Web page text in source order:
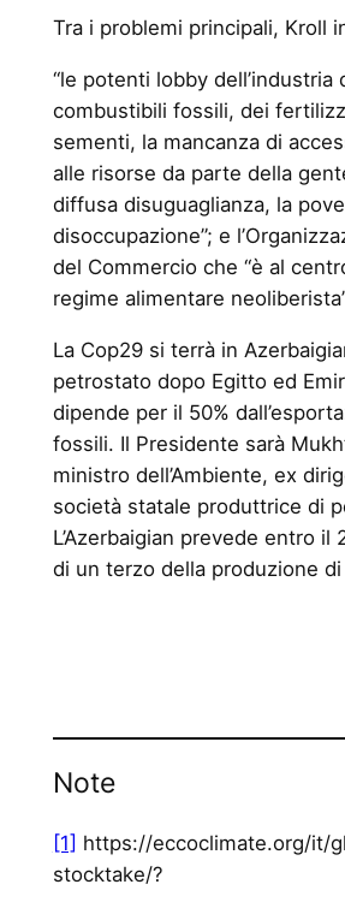
Tra i problemi principali, Kroll
“le potenti lobby dell’industria
combustibili fossili, dei
sementi, la mancanza di
alle risorse da parte della
diffusa disuguaglianza, la
disoccupazione”; e
del Commercio che “è al
regime alimentare
La Cop29 si terrà in
petrostato dopo Egitto ed
dipende per il 50%
fossili. Il Presidente sarà
ministro dell’Ambiente, ex
società statale produttrice di
L’Azerbaigian prevede entro il
di un terzo della produzione di
Note
[1] https://eccoclimate.org/it/
stocktake/?